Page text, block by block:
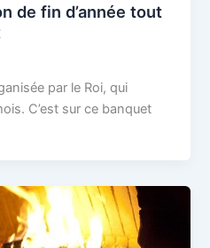
de fin d’année tout
par le Roi, qui
C’est sur ce banquet